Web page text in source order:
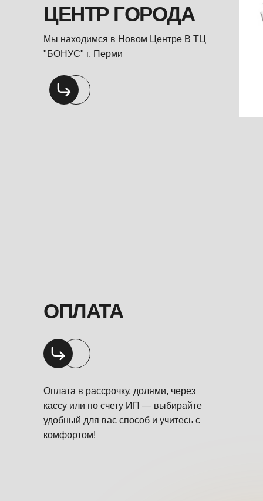
ЦЕНТР ГОРОДА
Мы находимся в Новом Центре В ТЦ
"БОНУС" г. Перми
ОПЛАТА
Оплата в рассрочку, долями, через
кассу или по счету ИП — выбирайте
удобный для вас способ и учитесь с
комфортом!